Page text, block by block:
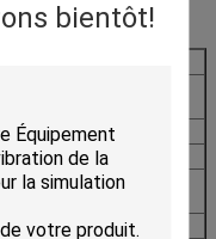
bientôt!
1-3000
1000
51
100
100